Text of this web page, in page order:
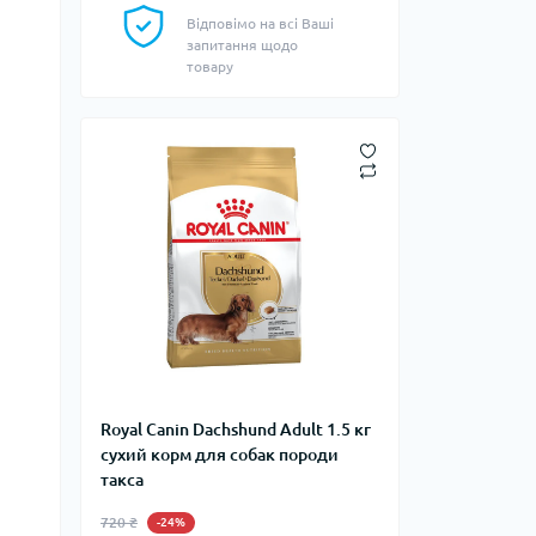
Відповімо на всі Ваші
запитання щодо
товару
Royal Canin Dachshund Adult 1.5 кг
сухий корм для собак породи
такса
720 ₴ -24%